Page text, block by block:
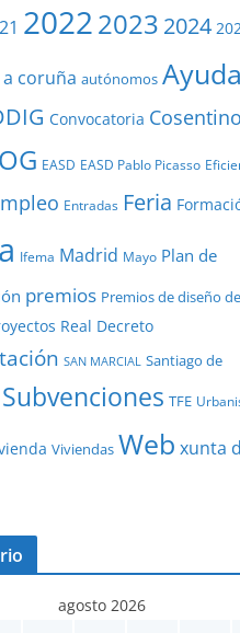
20222023 2024
a coruña autónomos
Convocatoria Cosentino
EASD EASD Pablo Picasso
Entradas Feria
Ifema Madrid Mayo Plan de
premios Premios de diseño de
Real Decreto
SAN MARCIAL Santiago de
Subvenciones TFE
Viviendas Web xunta
agosto 2026